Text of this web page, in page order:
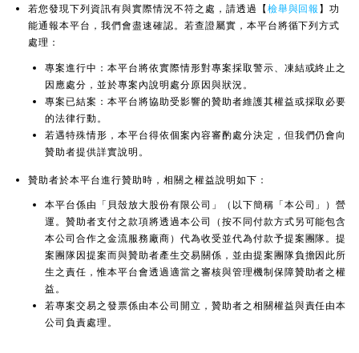
若您發現下列資訊有與實際情況不符之處，請透過【檢舉與回報】功
能通報本平台，我們會盡速確認。若查證屬實，本平台將循下列方式
處理：
專案進行中：本平台將依實際情形對專案採取警示、凍結或終止之
因應處分，並於專案內說明處分原因與狀況。
專案已結案：本平台將協助受影響的贊助者維護其權益或採取必要
的法律行動。
若遇特殊情形，本平台得依個案內容審酌處分決定，但我們仍會向
贊助者提供詳實說明。
贊助者於本平台進行贊助時，相關之權益說明如下：
本平台係由「貝殼放大股份有限公司」（以下簡稱「本公司」）營
運。贊助者支付之款項將透過本公司（按不同付款方式另可能包含
本公司合作之金流服務廠商）代為收受並代為付款予提案團隊。提
案團隊因提案而與贊助者產生交易關係，並由提案團隊負擔因此所
生之責任，惟本平台會透過適當之審核與管理機制保障贊助者之權
益。
若專案交易之發票係由本公司開立，贊助者之相關權益與責任由本
公司負責處理。